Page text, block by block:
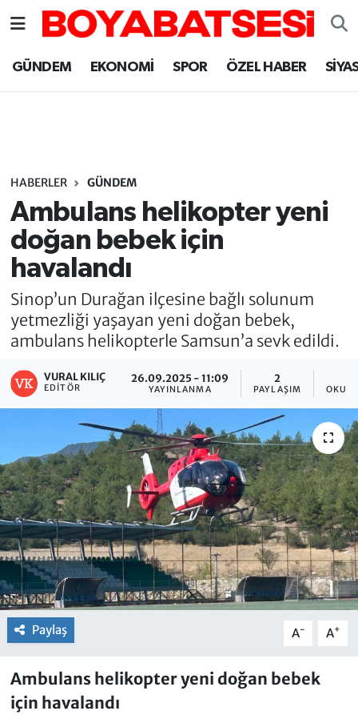
GÜNDEM EKONOMİ SPOR ÖZEL HABER
HABERLER GÜNDEM
Ambulans helikopter yeni
doğan bebek için
havalandı
Sinop’un Durağan ilçesine bağlı solunum
yetmezliği yaşayan yeni doğan bebek,
ambulans helikopterle Samsun’a sevk edildi.
VURAL KILIÇ
EDITÖR
26.09.2025 - 11:09
YAYINLANMA
2
PAYLAŞIM
Paylaş A- A+
Ambulans helikopter yeni doğan bebek
için havalandı
Sinop Nöbetçi Eczaneler
Sinop Trafik Yoğunluk Haritası
Süper Lig Puan Durumu ve Fikstür
Tüm Manşetler
Son Dakika Haberleri
Haber Arşivi